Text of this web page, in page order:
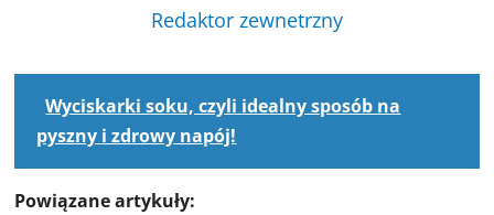
Redaktor zewnetrzny
Wyciskarki soku, czyli idealny sposób na
pyszny i zdrowy napój!
Powiązane artykuły: